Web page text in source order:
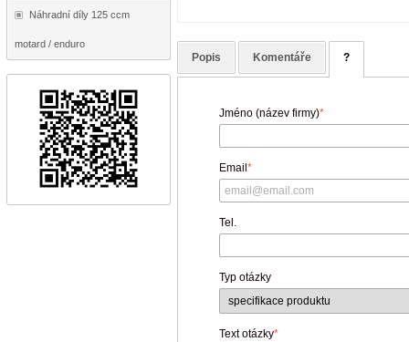
Náhradní díly 125 ccm
motard / enduro
Popis Komentáře ?
Jméno (název firmy)*
Email*
Tel.
Typ otázky
Text otázky*